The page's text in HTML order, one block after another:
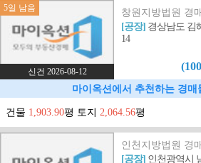
5일 남음
신건 2026-08-12
창원지방법원 경
[공장] 경상남도 김
14
마이옥션에서 추천하는 경매
건물 1,903.90평 토지 2,064.56평
인천지방법원 경
[공장] 인천광역시